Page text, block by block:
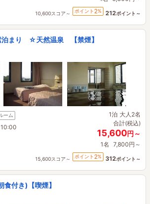
10,600スコア～ ポイント 2% 212ポイント～
まり ☆天然温泉 【禁煙】
ーム
10:00
1泊 大人2名
合計(税込)
15,600円～
1名 7,800円～
15,600スコア～ ポイント 2% 312ポイント～
付き)【喫煙】